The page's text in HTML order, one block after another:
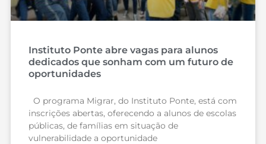
Instituto Ponte abre vagas para alunos
dedicados que sonham com um futuro de
oportunidades
O programa Migrar, do Instituto Ponte, está com
inscrições abertas, oferecendo a alunos de escolas
públicas, de famílias em situação de
vulnerabilidade a oportunidade